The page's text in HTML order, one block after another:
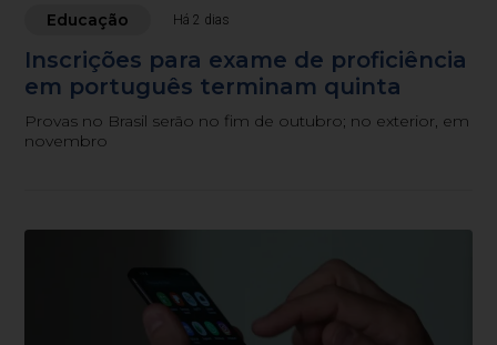
Educação Há 2 dias
Inscrições para exame de proficiência
em português terminam quinta
Provas no Brasil serão no fim de outubro; no exterior, em
novembro